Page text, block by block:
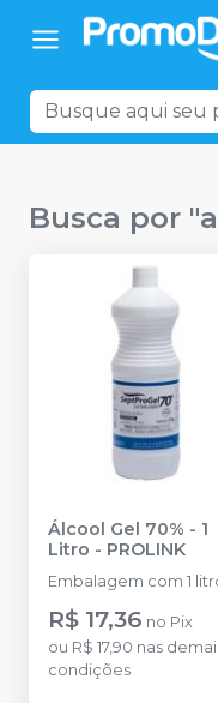
Busca por "
Álcool Gel 70% - 1
Litro - PROLINK
Embalagem com 1
R$ 17,36 no Pix
ou R$ 17,90 nas
condições